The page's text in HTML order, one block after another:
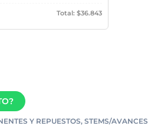
Total: $36.843
Y REPUESTOS, STEMS/AVANCES